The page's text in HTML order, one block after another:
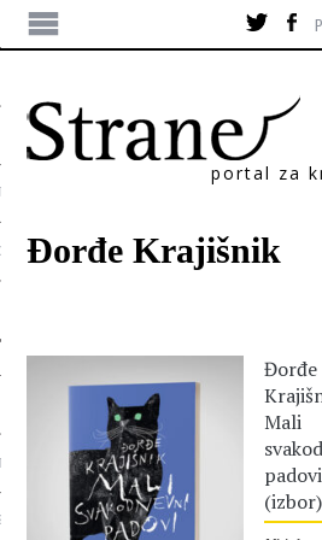
portal za
Đorđe Krajišnik
Đorđe
Mali
padovi